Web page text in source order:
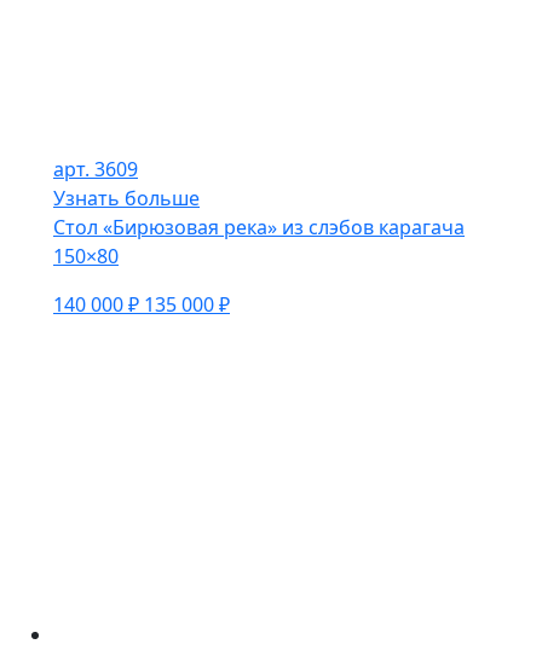
арт. 3609
Узнать больше
Стол «Бирюзовая река» из слэбов карагача
150×80
140 000 ₽ 135 000 ₽